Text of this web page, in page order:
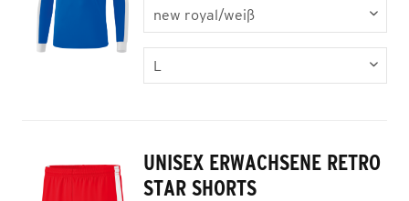
UNISEX ERWACHSENE RETRO
STAR SHORTS